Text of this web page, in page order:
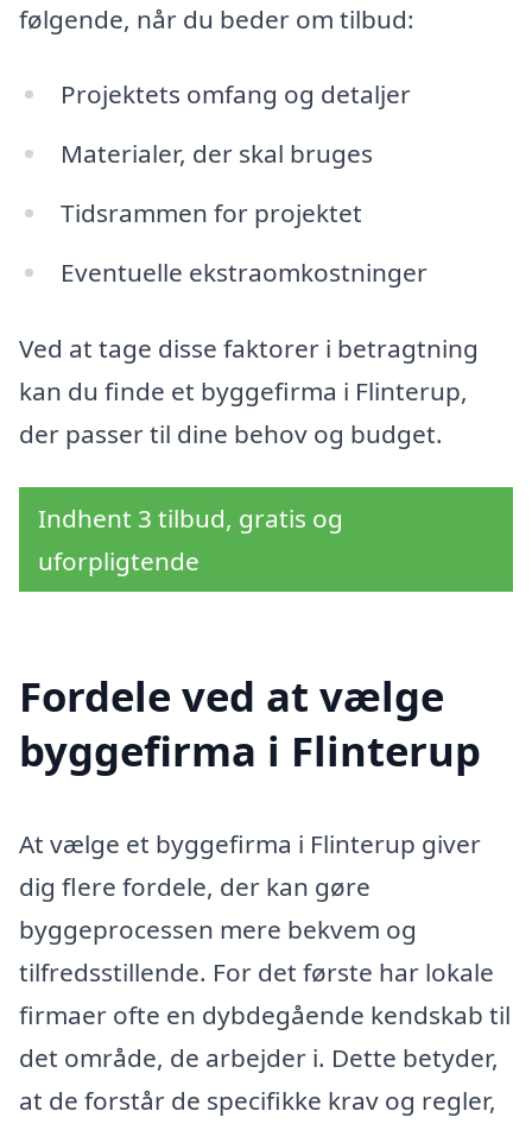
følgende, når du beder om tilbud:
Projektets omfang og detaljer
Materialer, der skal bruges
Tidsrammen for projektet
Eventuelle ekstraomkostninger
Ved at tage disse faktorer i betragtning
kan du finde et byggefirma i Flinterup,
der passer til dine behov og budget.
Indhent 3 tilbud, gratis og
uforpligtende
Fordele ved at vælge
byggefirma i Flinterup
At vælge et byggefirma i Flinterup giver
dig flere fordele, der kan gøre
byggeprocessen mere bekvem og
tilfredsstillende. For det første har lokale
firmaer ofte en dybdegående kendskab til
det område, de arbejder i. Dette betyder,
at de forstår de specifikke krav og regler,